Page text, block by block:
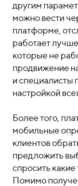
другим
можно вести
платформе,
работает
которые не
продвижение
и специалисты
настройкой
Более того,
мобильные
клиентов
предложить
спросить
Помимо